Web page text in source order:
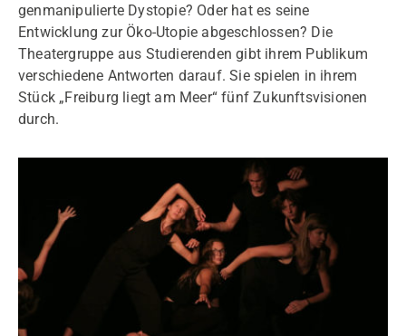
genmanipulierte Dystopie? Oder hat es seine
Entwicklung zur Öko-Utopie abgeschlossen? Die
Theatergruppe aus Studierenden gibt ihrem Publikum
verschiedene Antworten darauf. Sie spielen in ihrem
Stück „Freiburg liegt am Meer“ fünf Zukunftsvisionen
durch.